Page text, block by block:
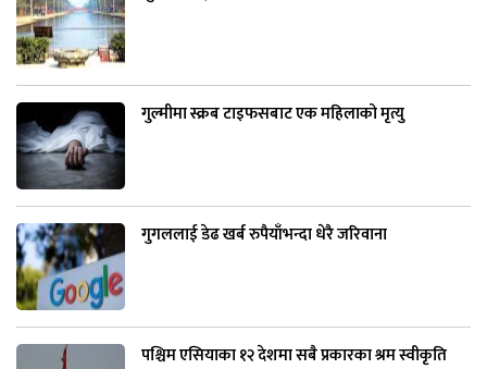
गुल्मीमा स्क्रब टाइफसबाट एक महिलाको मृत्यु
गुगललाई डेढ खर्ब रुपैयाँभन्दा धेरै जरिवाना
पश्चिम एसियाका १२ देशमा सबै प्रकारका श्रम स्वीकृति